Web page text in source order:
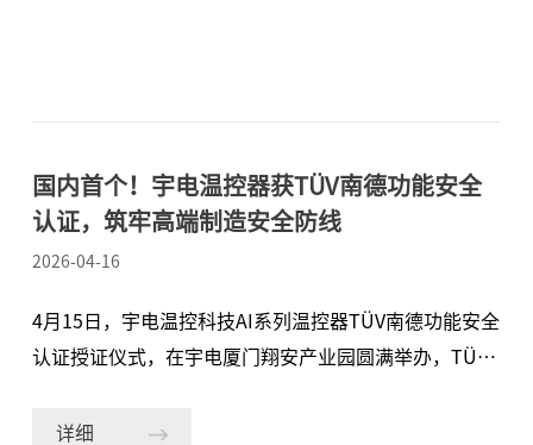
业纳入选型目
国内首个！宇电温控器获TÜV南德功能安全
认证，筑牢高端制造安全防线
2026-04-16
4月15日，宇电温控科技AI系列温控器TÜV南德功能安全
认证授证仪式，在宇电厦门翔安产业园圆满举办，TÜV
85X系列限温温控器颁发功能安全证书，宇电成为国内
详细